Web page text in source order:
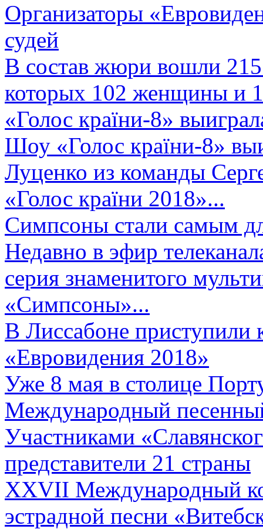
Организаторы
судей
В состав жюри вошли 215
которых 102 женщины и
«Голос країни-8»
Шоу «Голос країни-8»
Луценко из команды
«Голос країни 2018»...
Симпсоны стали самым
Недавно в эфир
серия знаменитого
«Симпсоны»...
В Лиссабоне приступили
«Евровидения 2018»
Уже 8 мая в столице
Международный
Участниками
представители 21 страны
XXVII Международный
эстрадной песни